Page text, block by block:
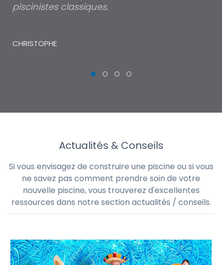
piscinistes classiques.
CHRISTOPHE
Actualités & Conseils
Si vous envisagez de construire une piscine ou si vous
ne savez pas comment prendre soin de votre
nouvelle piscine, vous trouverez d'excellentes
ressources dans notre section actualités / conseils.